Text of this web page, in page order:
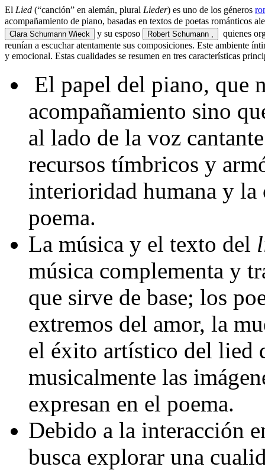
El Lied (“canción” en alemán, plural Lieder) es uno de los géneros
acompañamiento de piano, basadas en textos de poetas románticos
Clara Schumann Wieck y su esposo Robert Schumann ,
quienes
reunían a escuchar atentamente sus composiciones. Este ambiente
y emocional. Estas cualidades se resumen en tres características
El papel del piano, que
acompañamiento sino
al lado de la voz
recursos tímbricos y
interioridad humana y
poema.
La música y el texto del
música complementa y
que sirve de base; los
extremos del amor, la
el éxito artístico del lied
musicalmente las
expresan en el poema.
Debido a la interacción
busca explorar una